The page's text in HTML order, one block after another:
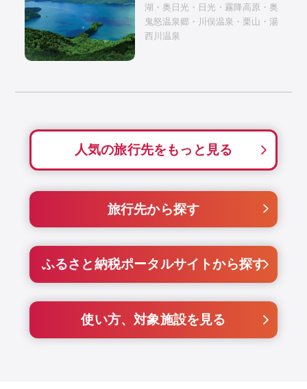
湖・奥日光・日光・霧降高原・奥
鬼怒温泉郷・川俣温泉・栗山・湯
西川温泉
人気の旅行先をもっと見る
旅行先から探す
ふるさと納税ポータルサイトから探す
使い方、対象施設を見る